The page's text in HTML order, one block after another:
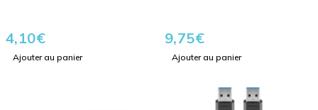
4,10€
Ajouter au panier
9,75€
Ajouter au panier